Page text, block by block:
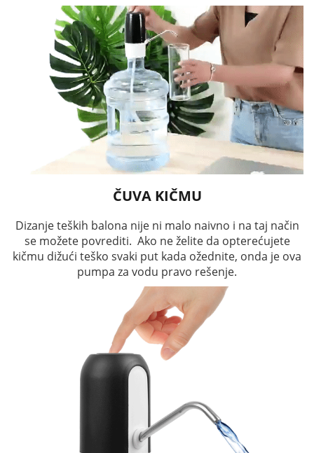
ČUVA KIČMU
Dizanje teških balona nije ni malo naivno i na taj način
se možete povrediti. Ako ne želite da opterećujete
kičmu dižući teško svaki put kada ožednite, onda je ova
pumpa za vodu pravo rešenje.